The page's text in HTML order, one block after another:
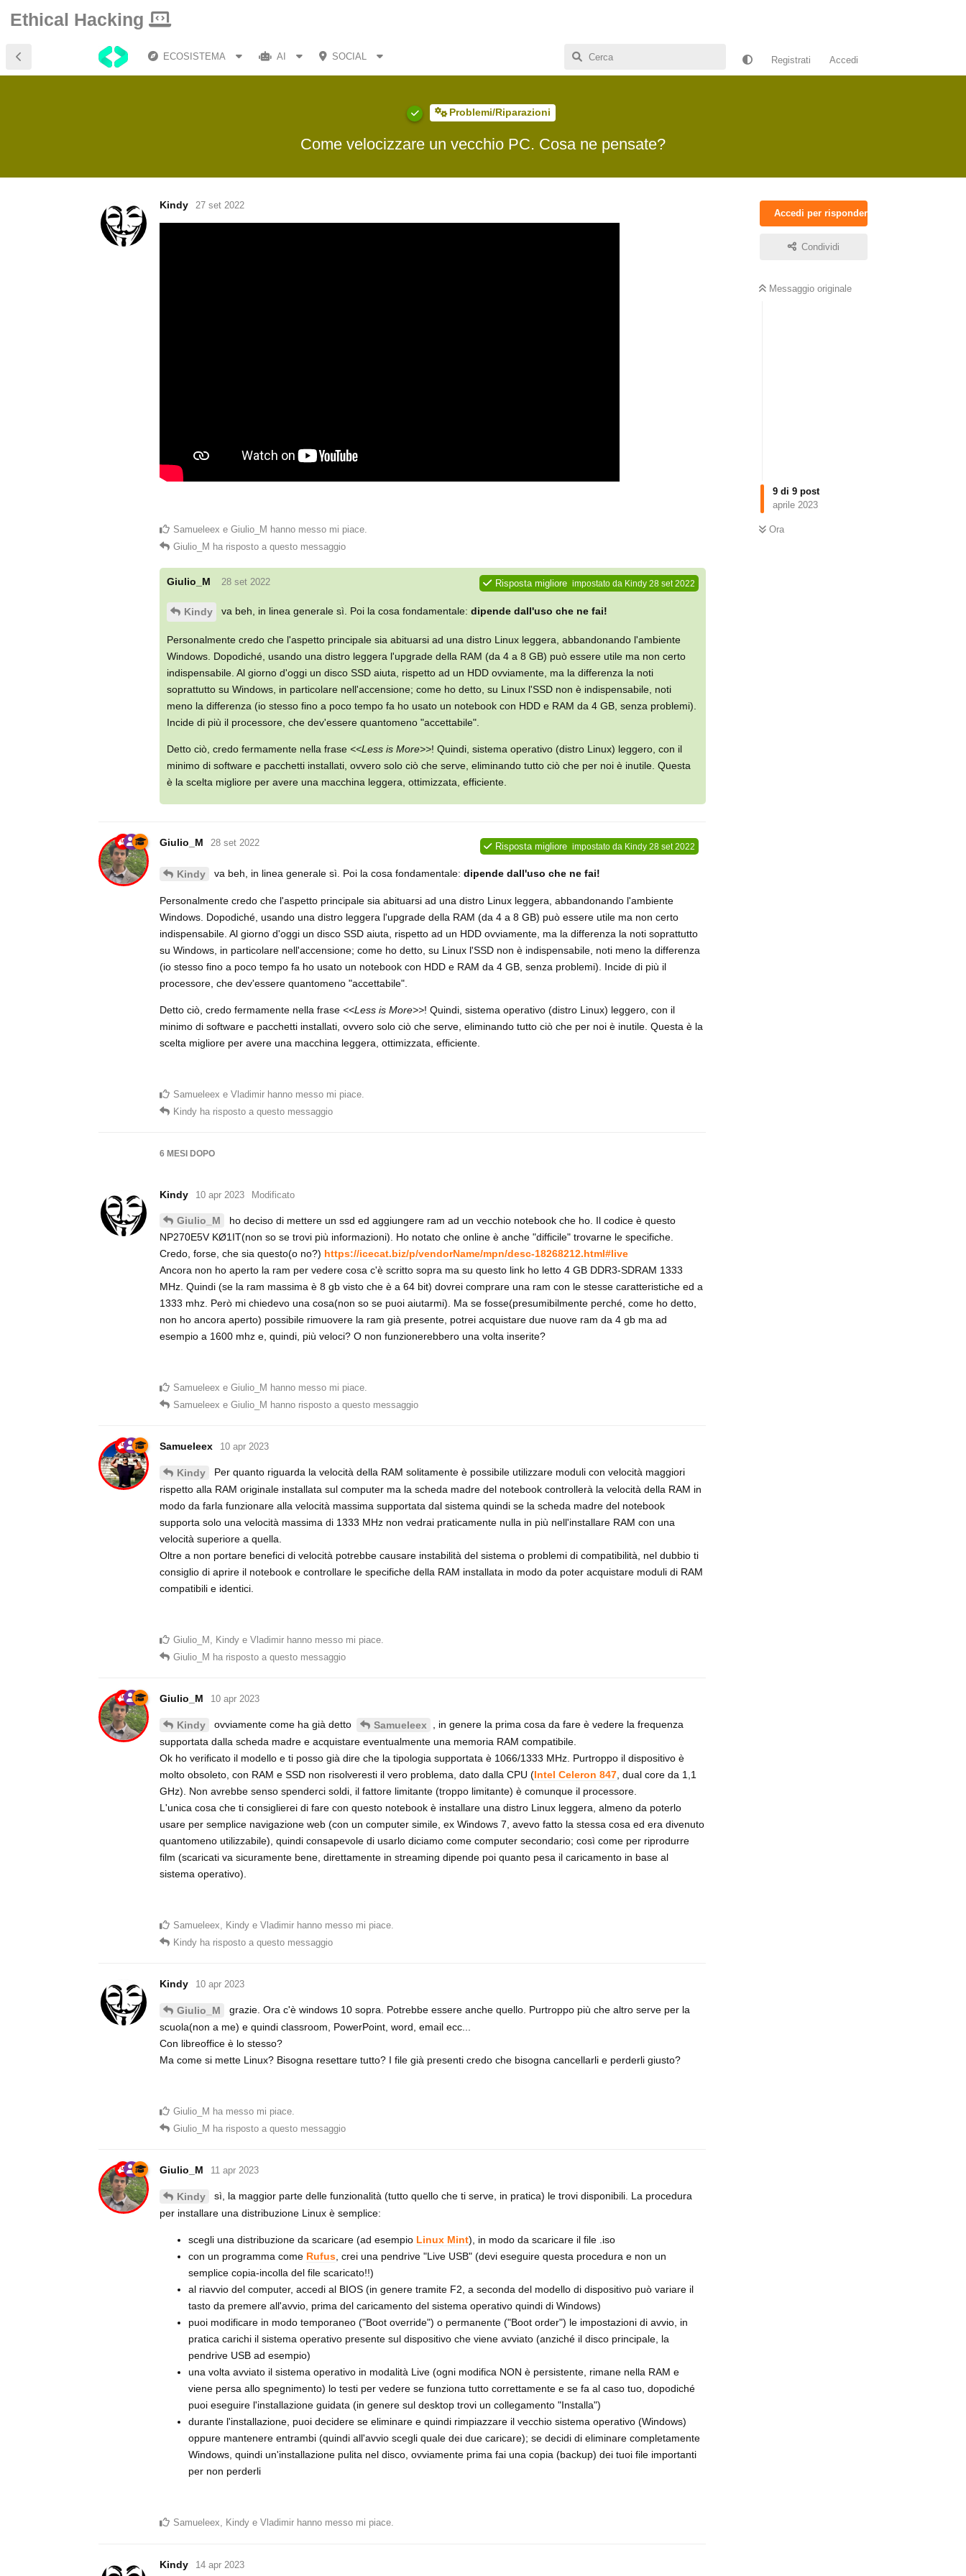
Ethical Hacking
ECOSISTEMA AI SOCIAL Registrati Accedi
Problemi/Riparazioni
Come velocizzare un vecchio PC. Cosa ne pensate?
Accedi per rispondere
Condividi
Messaggio originale
9 di 9 post
aprile 2023
Ora
Kindy 27 set 2022
Samueleex e Giulio_M hanno messo mi piace
Giulio_M ha risposto a questo messaggio
Giulio_M 28 set 2022 Risposta migliore impostato da Kindy 28 set 2022
Kindy va beh, in linea generale sì. Poi la cosa fondamentale: dipende dall'uso che ne fai!
Personalmente credo che l'aspetto principale sia abituarsi ad una distro Linux leggera, abbandonando l'ambiente
Windows. Dopodiché, usando una distro leggera l'upgrade della RAM (da 4 a 8 GB) può essere utile ma non certo
indispensabile. Al giorno d'oggi un disco SSD aiuta, rispetto ad un HDD ovviamente, ma la differenza la noti
soprattutto su Windows, in particolare nell'accensione; come ho detto, su Linux l'SSD non è indispensabile, noti
meno la differenza (io stesso fino a poco tempo fa ho usato un notebook con HDD e RAM da 4 GB, senza problemi).
Incide di più il processore, che dev'essere quantomeno "accettabile".
Detto ciò, credo fermamente nella frase <<Less is More>>! Quindi, sistema operativo (distro Linux) leggero, con il
minimo di software e pacchetti installati, ovvero solo ciò che serve, eliminando tutto ciò che per noi è inutile. Questa
è la scelta migliore per avere una macchina leggera, ottimizzata, efficiente.
Giulio_M 28 set 2022 Risposta migliore impostato da Kindy 28 set 2022
Kindy va beh, in linea generale sì. Poi la cosa fondamentale: dipende dall'uso che ne fai!
Personalmente credo che l'aspetto principale sia abituarsi ad una distro Linux leggera, abbandonando l'ambiente
Windows. Dopodiché, usando una distro leggera l'upgrade della RAM (da 4 a 8 GB) può essere utile ma non certo
indispensabile. Al giorno d'oggi un disco SSD aiuta, rispetto ad un HDD ovviamente, ma la differenza la noti soprattutto
su Windows, in particolare nell'accensione; come ho detto, su Linux l'SSD non è indispensabile, noti meno la differenza
(io stesso fino a poco tempo fa ho usato un notebook con HDD e RAM da 4 GB, senza problemi). Incide di più il
processore, che dev'essere quantomeno "accettabile".
Detto ciò, credo fermamente nella frase <<Less is More>>! Quindi, sistema operativo (distro Linux) leggero, con il
minimo di software e pacchetti installati, ovvero solo ciò che serve, eliminando tutto ciò che per noi è inutile. Questa è la
scelta migliore per avere una macchina leggera, ottimizzata, efficiente.
Samueleex e Vladimir hanno messo mi piace
Kindy ha risposto a questo messaggio
6 MESI DOPO
Kindy 10 apr 2023 Modificato
Giulio_M
ho deciso di mettere un ssd ed aggiungere ram ad un vecchio notebook che ho. Il codice è questo
NP270E5V KØ1IT(non so se trovi più informazioni). Ho notato che online è anche "difficile" trovarne le specifiche.
Credo, forse, che sia questo(o no?) https://icecat.biz/p/vendorName/mpn/desc-18268212.html#live
Ancora non ho aperto la ram per vedere cosa c'è scritto sopra ma su questo link ho letto 4 GB DDR3-SDRAM 1333
MHz. Quindi (se la ram massima è 8 gb visto che è a 64 bit) dovrei comprare una ram con le stesse caratteristiche ed a
1333 mhz. Però mi chiedevo una cosa(non so se puoi aiutarmi). Ma se fosse(presumibilmente perché, come ho detto,
non ho ancora aperto) possibile rimuovere la ram già presente, potrei acquistare due nuove ram da 4 gb ma ad
esempio a 1600 mhz e, quindi, più veloci? O non funzionerebbero una volta inserite?
Samueleex e Giulio_M hanno messo mi piace.
Samueleex e Giulio_M hanno risposto a questo messaggio
Samueleex 10 apr 2023
Kindy
Per quanto riguarda la velocità della RAM solitamente è possibile utilizzare moduli con velocità maggiori
rispetto alla RAM originale installata sul computer ma la scheda madre del notebook controllerà la velocità della RAM in
modo da farla funzionare alla velocità massima supportata dal sistema quindi se la scheda madre del notebook
supporta solo una velocità massima di 1333 MHz non vedrai praticamente nulla in più nell'installare RAM con una
velocità superiore a quella.
Oltre a non portare benefici di velocità potrebbe causare instabilità del sistema o problemi di compatibilità, nel dubbio ti
consiglio di aprire il notebook e controllare le specifiche della RAM installata in modo da poter acquistare moduli di RAM
compatibili e identici.
Giulio_M , Kindy e Vladimir hanno messo mi piace.
Giulio_M ha risposto a questo messaggio
Giulio_M 10 apr 2023
Kindy ovviamente come ha già detto Samueleex
, in genere la prima cosa da fare è vedere la frequenza
supportata dalla scheda madre e acquistare eventualmente una memoria RAM compatibile.
Ok ho verificato il modello e ti posso già dire che la tipologia supportata è 1066/1333 MHz. Purtroppo il dispositivo è
molto obsoleto, con RAM e SSD non risolveresti il vero problema, dato dalla CPU (Intel Celeron 847 , dual core da 1,1
GHz). Non avrebbe senso spenderci soldi, il fattore limitante (troppo limitante) è comunque il processore.
L'unica cosa che ti consiglierei di fare con questo notebook è installare una distro Linux leggera, almeno da poterlo
usare per semplice navigazione web (con un computer simile, ex Windows 7, avevo fatto la stessa cosa ed era divenuto
quantomeno utilizzabile), quindi consapevole di usarlo diciamo come computer secondario; così come per riprodurre
film (scaricati va sicuramente bene, direttamente in streaming dipende poi quanto pesa il caricamento in base al
sistema operativo).
Samueleex Kindy e Vladimir hanno messo mi piace
Kindy ha risposto a questo messaggio
Kindy 10 apr 2023
Giulio_M
grazie. Ora c'è windows 10 sopra. Potrebbe essere anche quello. Purtroppo più che altro serve per la
scuola(non a me) e quindi classroom, PowerPoint, word, email ecc...
Con libreoffice è lo stesso?
Ma come si mette Linux? Bisogna resettare tutto? I file già presenti credo che bisogna cancellarli e perderli giusto?
Giulio_M ha messo mi piace
Giulio_M ha risposto a questo messaggio
Giulio_M 11 apr 2023
Kindy
sì, la maggior parte delle funzionalità (tutto quello che ti serve, in pratica) le trovi disponibili. La procedura
per installare una distribuzione Linux è semplice:
scegli una distribuzione da scaricare (ad esempio Linux Mint), in modo da scaricare il file .iso
con un programma come Rufus , crei una pendrive "Live USB" (devi eseguire questa procedura e non un
semplice copia-incolla del file scaricato!!)
al riavvio del computer, accedi al BIOS (in genere tramite F2, a seconda del modello di dispositivo può variare il
tasto da premere all'avvio, prima del caricamento del sistema operativo quindi di Windows)
puoi modificare in modo temporaneo ("Boot override") o permanente ("Boot order") le impostazioni di avvio, in
pratica carichi il sistema operativo presente sul dispositivo che viene avviato (anziché il disco principale, la
pendrive USB ad esempio)
una volta avviato il sistema operativo in modalità Live (ogni modifica NON è persistente, rimane nella RAM e
viene persa allo spegnimento) lo testi per vedere se funziona tutto correttamente e se fa al caso tuo, dopodiché
puoi eseguire l'installazione guidata (in genere sul desktop trovi un collegamento "Installa")
durante l'installazione, puoi decidere se eliminare e quindi rimpiazzare il vecchio sistema operativo (Windows)
oppure mantenere entrambi (quindi all'avvio scegli quale dei due caricare); se decidi di eliminare completamente
Windows, quindi un'installazione pulita nel disco, ovviamente prima fai una copia (backup) dei tuoi file importanti
per non perderli
Samueleex Kindy e Vladimir hanno messo mi piace
Kindy 14 apr 2023